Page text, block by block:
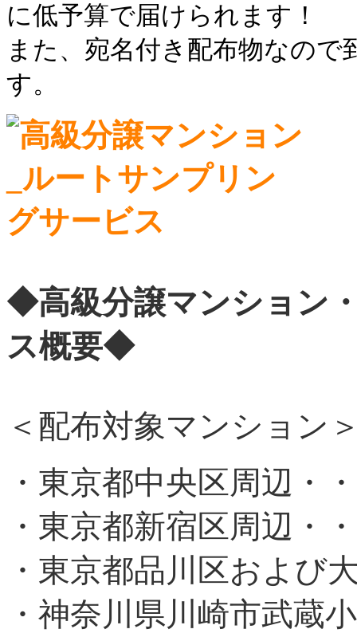
に低予算で届けられます！
また、宛名付き配布物なの
す。
◆高級分譲マンション
ス概要◆
＜配布対象マンション
・東京都中央区周辺・
・東京都新宿区周辺・
・東京都品川区および
・神奈川県川崎市武蔵